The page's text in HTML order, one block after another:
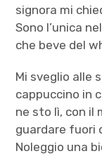
signora mi
Sono l’unica
che beve del
Mi sveglio alle
cappuccino in
ne sto lì, con il
guardare fuori
Noleggio una